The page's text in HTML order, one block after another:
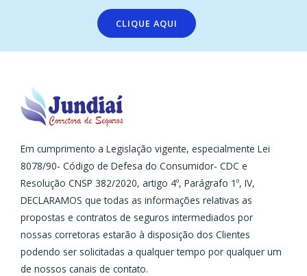
CLIQUE AQUI
Em cumprimento a Legislação vigente, especialmente Lei
8078/90- Código de Defesa do Consumidor- CDC e
Resolução CNSP 382/2020, artigo 4º, Parágrafo 1º, IV,
DECLARAMOS que todas as informações relativas as
propostas e contratos de seguros intermediados por
nossas corretoras estarão à disposição dos Clientes
podendo ser solicitadas a qualquer tempo por qualquer um
de nossos canais de contato.